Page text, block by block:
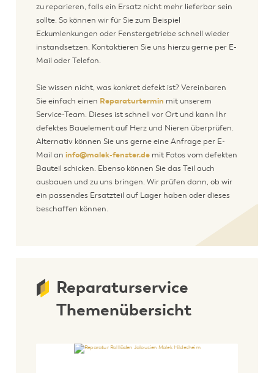
zu reparieren, falls ein Ersatz nicht mehr lieferbar sein
sollte. So können wir für Sie zum Beispiel
Eckumlenkungen oder Fenstergetriebe schnell wieder
instandsetzen. Kontaktieren Sie uns hierzu gerne per E-
Mail oder Telefon.
Sie wissen nicht, was konkret defekt ist? Vereinbaren
Sie einfach einen Reparaturtermin mit unserem
Service-Team. Dieses ist schnell vor Ort und kann Ihr
defektes Bauelement auf Herz und Nieren überprüfen.
Alternativ können Sie uns gerne eine Anfrage per E-
Mail aninfo@malek-fenster.de mit Fotos vom defekten
Bauteil schicken. Ebenso können Sie das Teil auch
ausbauen und zu uns bringen. Wir prüfen dann, ob wir
ein passendes Ersatzteil auf Lager haben oder dieses
beschaffen können.
Reparaturservice
Themenübersicht